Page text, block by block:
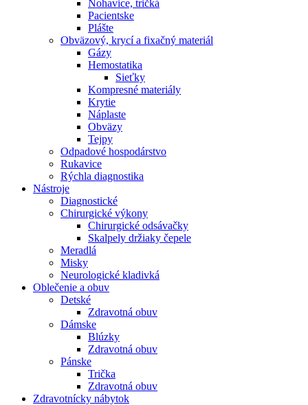
Nohavice, tričká
Pacientske
Plášte
Obväzový, krycí a fixačný materiál
Gázy
Hemostatika
Sieťky
Kompresné materiály
Krytie
Náplaste
Obväzy
Tejpy
Odpadové hospodárstvo
Rukavice
Rýchla diagnostika
Nástroje
Diagnostické
Chirurgické výkony
Chirurgické odsávačky
Skalpely držiaky čepele
Meradlá
Misky
Neurologické kladivká
Oblečenie a obuv
Detské
Zdravotná obuv
Dámske
Blúzky
Zdravotná obuv
Pánske
Trička
Zdravotná obuv
Zdravotnícky nábytok